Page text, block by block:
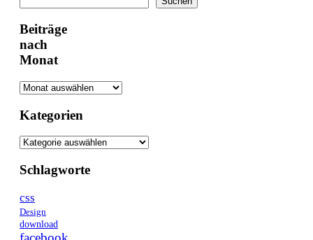
Beiträge
nach
Monat
Kategorien
Kategorien
Schlagworte
css
Design
download